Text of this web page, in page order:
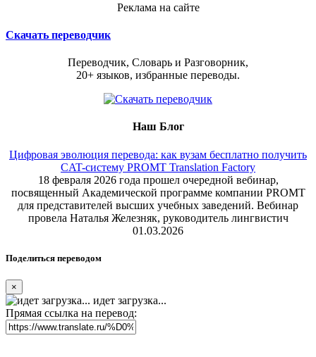
Реклама на сайте
Скачать переводчик
Переводчик, Словарь и Разговорник,
20+ языков, избранные переводы.
Наш Блог
Цифровая эволюция перевода: как вузам бесплатно получить
CAT-систему PROMT Translation Factory
18 февраля 2026 года прошел очередной вебинар,
посвященный Академической программе компании PROMT
для представителей высших учебных заведений. Вебинар
провела Наталья Железняк, руководитель лингвистич
01.03.2026
Поделиться переводом
×
идет загрузка...
Прямая ссылка на перевод: